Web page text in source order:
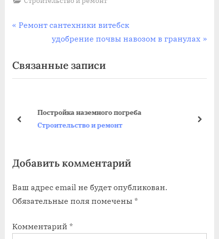
Навигация
записям
П
д
ы
щ
з
п
и
ь
Ремонт сантехники витебск
С
е
д
з
п
и
ь
удобрение почвы навозом в гранулах
Связанные записи
Постройка наземного погреба
Строительство и ремонт
пред
Добавить комментарий
Ваш адрес email не будет опубликован.
Обязательные поля помечены *
Комментарий *